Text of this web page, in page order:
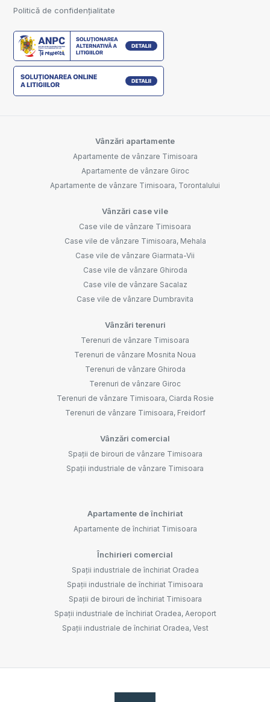
Politică de confidențialitate
Vânzări apartamente
Apartamente de vânzare Timisoara
Apartamente de vânzare Giroc
Apartamente de vânzare Timisoara, Torontalului
Vânzări case vile
Case vile de vânzare Timisoara
Case vile de vânzare Timisoara, Mehala
Case vile de vânzare Giarmata-Vii
Case vile de vânzare Ghiroda
Case vile de vânzare Sacalaz
Case vile de vânzare Dumbravita
Vânzări terenuri
Terenuri de vânzare Timisoara
Terenuri de vânzare Mosnita Noua
Terenuri de vânzare Ghiroda
Terenuri de vânzare Giroc
Terenuri de vânzare Timisoara, Ciarda Rosie
Terenuri de vânzare Timisoara, Freidorf
Vânzări comercial
Spații de birouri de vânzare Timisoara
Spații industriale de vânzare Timisoara
Apartamente de închiriat
Apartamente de închiriat Timisoara
Închirieri comercial
Spații industriale de închiriat Oradea
Spații industriale de închiriat Timisoara
Spații de birouri de închiriat Timisoara
Spații industriale de închiriat Oradea, Aeroport
Spații industriale de închiriat Oradea, Vest